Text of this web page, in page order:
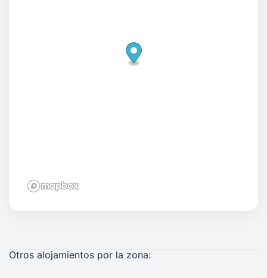
Otros alojamientos por la zona: